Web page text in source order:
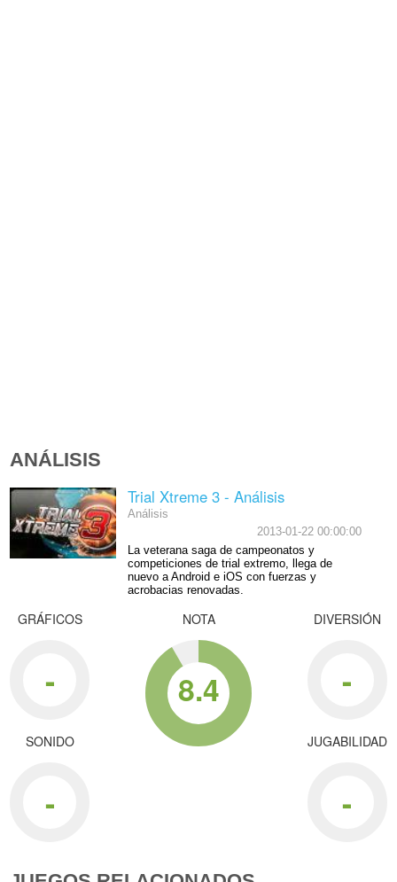
ANÁLISIS
Trial Xtreme 3 - Análisis
Análisis
2013-01-22 00:00:00
La veterana saga de campeonatos y
competiciones de trial extremo, llega de
nuevo a Android e iOS con fuerzas y
acrobacias renovadas.
GRÁFICOS
-
SONIDO
-
NOTA
8.4
DIVERSIÓN
-
JUGABILIDAD
-